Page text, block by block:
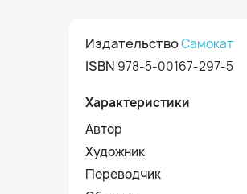
ИздательствоСамокат
ISBN 978-5-00167-297-5
Характеристики
Автор
Художник
Переводчик